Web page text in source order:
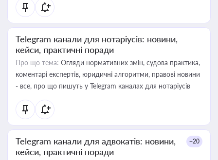
Telegram канали для нотаріусів: новини,
кейси, практичні поради
Про що тема: Огляди нормативних змін, судова практика,
коментарі експертів, юридичні алгоритми, правові новини
- все, про що пишуть у Telegram каналах для нотаріусів
Telegram канали для адвокатів: новини,
кейси, практичні поради
+20